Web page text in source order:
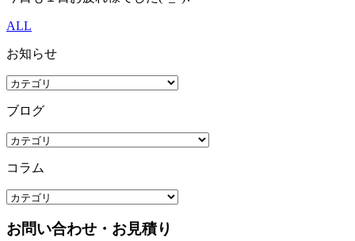
ALL
お知らせ
ブログ
コラム
お問い合わせ・お見積り